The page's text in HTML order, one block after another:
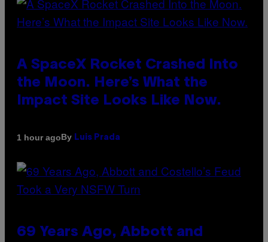
A SpaceX Rocket Crashed Into
the Moon. Here’s What the
Impact Site Looks Like Now.
1 hour agoBy Luis Prada
69 Years Ago, Abbott and